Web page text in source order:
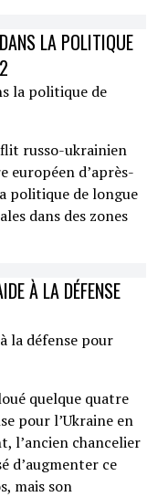
LA POLITIQUE
russo-ukrainien
européen d’après-
politique de longue
dans des zones
À LA DÉFENSE
quelque quatre
pour l’Ukraine en
l’ancien chancelier
d’augmenter ce
mais son